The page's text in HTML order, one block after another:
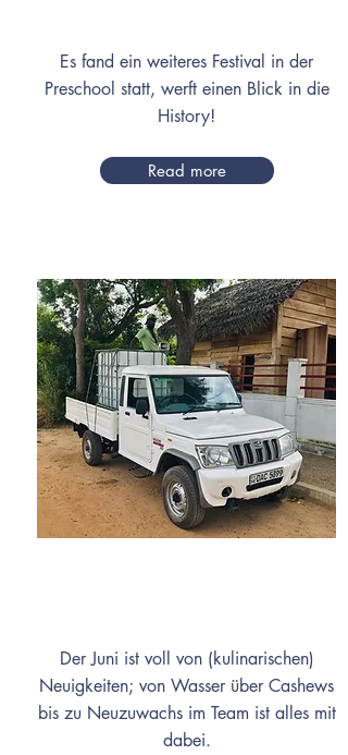
Es fand ein weiteres Festival in der
Preschool statt, werft einen Blick in die
History!
Read more
Der Juni ist voll von (kulinarischen)
Neuigkeiten; von Wasser über Cashews
bis zu Neuzuwachs im Team ist alles mit
dabei.